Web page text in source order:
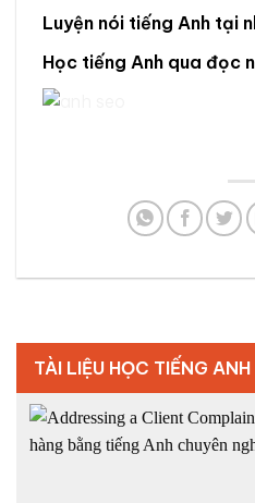
Luyện nói tiếng Anh tại
Học tiếng Anh qua đọc
TÀI LIỆU HỌC TIẾNG ANH